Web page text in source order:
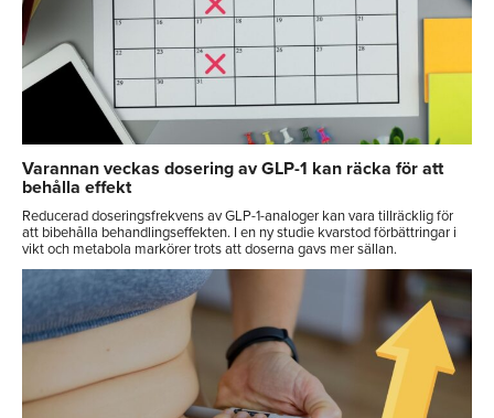
Varannan veckas dosering av GLP-1 kan räcka för att
behålla effekt
Reducerad doseringsfrekvens av GLP-1-analoger kan vara tillräcklig för
att bibehålla behandlingseffekten. I en ny studie kvarstod förbättringar i
vikt och metabola markörer trots att doserna gavs mer sällan.